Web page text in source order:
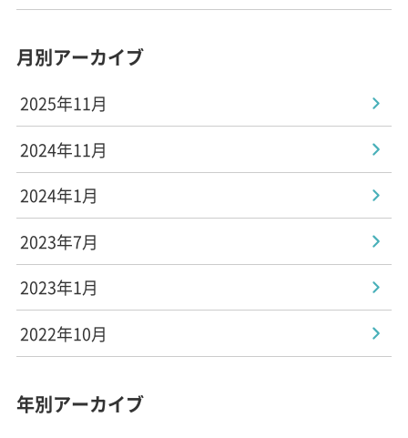
月別アーカイブ
2025年11月
2024年11月
2024年1月
2023年7月
2023年1月
2022年10月
年別アーカイブ